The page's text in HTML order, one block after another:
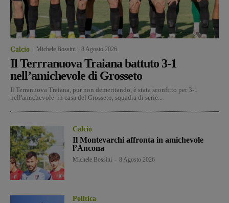
Calcio Michele Bossini 8 Agosto 2026
Il Terrranuova Traiana battuto 3-1
nell’amichevole di Grosseto
Il Terranuova Traiana, pur non demeritando, è stata sconfitto per 3-1
nell'amichevole in casa del Grosseto, squadra di serie...
Calcio
Il Montevarchi affronta in amichevole
l’Ancona
Michele Bossini 8 Agosto 2026
Politica